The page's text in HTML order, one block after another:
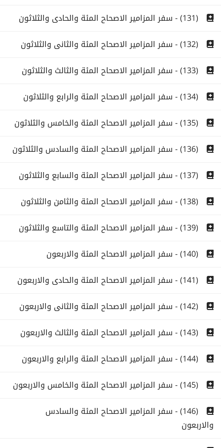
(131) - سفر المزامير الاصحاح المئة والحادى والثلاثون
(132) - سفر المزامير الاصحاح المئة والثانى والثلاثون
(133) - سفر المزامير الاصحاح المئة والثالث والثلاثون
(134) - سفر المزامير الاصحاح المئة والرابع والثلاثون
(135) - سفر المزامير الاصحاح المئة والخامس والثلاثون
(136) - سفر المزامير الاصحاح المئة والسادس والثلاثون
(137) - سفر المزامير الاصحاح المئة والسابع والثلاثون
(138) - سفر المزامير الاصحاح المئة والثامن والثلاثون
(139) - سفر المزامير الاصحاح المئة والتاسع والثلاثون
(140) - سفر المزامير الاصحاح المئة والاربعون
(141) - سفر المزامير الاصحاح المئة والحادى والاربعون
(142) - سفر المزامير الاصحاح المئة والثانى والاربعون
(143) - سفر المزامير الاصحاح المئة والثالث والاربعون
(144) - سفر المزامير الاصحاح المئة والرابع والاربعون
(145) - سفر المزامير الاصحاح المئة والخامس والاربعون
(146) - سفر المزامير الاصحاح المئة والسادس
والاربعون